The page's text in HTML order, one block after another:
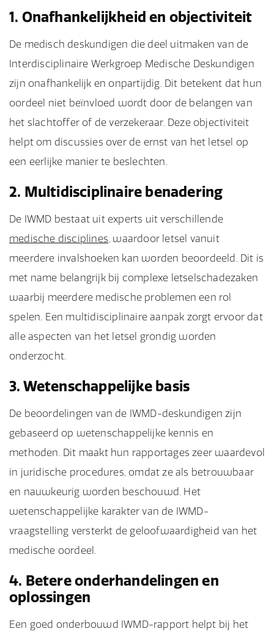
1. Onafhankelijkheid en objectiviteit
De medisch deskundigen die deel uitmaken van de
Interdisciplinaire Werkgroep Medische Deskundigen
zijn onafhankelijk en onpartijdig. Dit betekent dat hun
oordeel niet beïnvloed wordt door de belangen van
het slachtoffer of de verzekeraar. Deze objectiviteit
helpt om discussies over de ernst van het letsel op
een eerlijke manier te beslechten.
2. Multidisciplinaire benadering
De IWMD bestaat uit experts uit verschillende
medische disciplines, waardoor letsel vanuit
meerdere invalshoeken kan worden beoordeeld. Dit is
met name belangrijk bij complexe letselschadezaken
waarbij meerdere medische problemen een rol
spelen. Een multidisciplinaire aanpak zorgt ervoor dat
alle aspecten van het letsel grondig worden
onderzocht.
3. Wetenschappelijke basis
De beoordelingen van de IWMD-deskundigen zijn
gebaseerd op wetenschappelijke kennis en
methoden. Dit maakt hun rapportages zeer waardevol
in juridische procedures, omdat ze als betrouwbaar
en nauwkeurig worden beschouwd. Het
wetenschappelijke karakter van de IWMD-
vraagstelling versterkt de geloofwaardigheid van het
medische oordeel.
4. Betere onderhandelingen en
oplossingen
Een goed onderbouwd IWMD-rapport helpt bij het